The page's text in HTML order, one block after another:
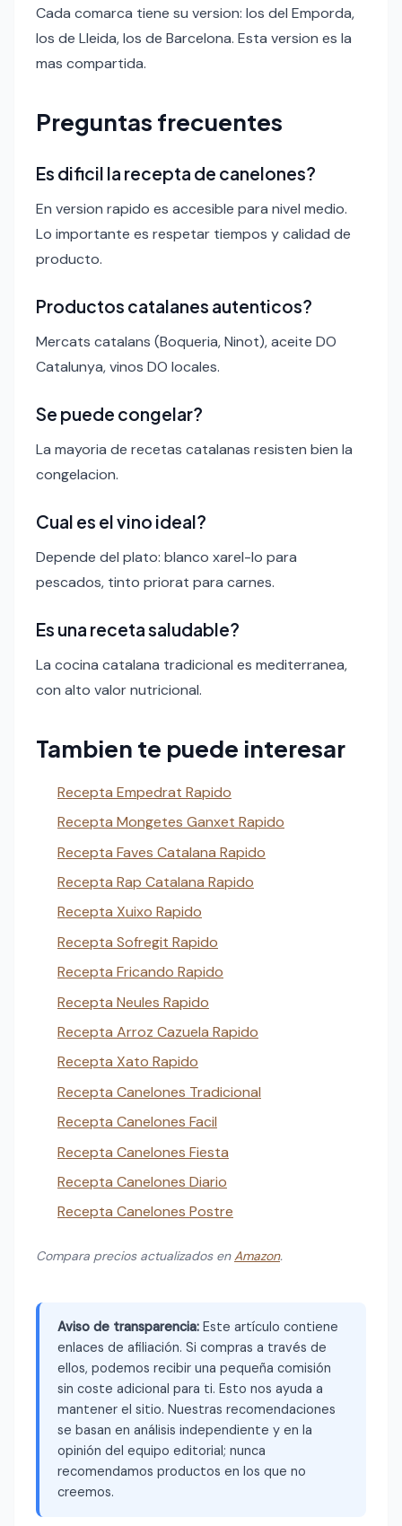
Cada comarca tiene su version: los del Emporda,
los de Lleida, los de Barcelona. Esta version es la
mas compartida.
Preguntas frecuentes
Es dificil la recepta de canelones?
En version rapido es accesible para nivel medio.
Lo importante es respetar tiempos y calidad de
producto.
Productos catalanes autenticos?
Mercats catalans (Boqueria, Ninot), aceite DO
Catalunya, vinos DO locales.
Se puede congelar?
La mayoria de recetas catalanas resisten bien la
congelacion.
Cual es el vino ideal?
Depende del plato: blanco xarel-lo para
pescados, tinto priorat para carnes.
Es una receta saludable?
La cocina catalana tradicional es mediterranea,
con alto valor nutricional.
Tambien te puede interesar
Recepta Empedrat Rapido
Recepta Mongetes Ganxet Rapido
Recepta Faves Catalana Rapido
Recepta Rap Catalana Rapido
Recepta Xuixo Rapido
Recepta Sofregit Rapido
Recepta Fricando Rapido
Recepta Neules Rapido
Recepta Arroz Cazuela Rapido
Recepta Xato Rapido
Recepta Canelones Tradicional
Recepta Canelones Facil
Recepta Canelones Fiesta
Recepta Canelones Diario
Recepta Canelones Postre
Compara precios actualizados enAmazon.
Aviso de transparencia: Este artículo contiene
enlaces de afiliación. Si compras a través de
ellos, podemos recibir una pequeña comisión
sin coste adicional para ti. Esto nos ayuda a
mantener el sitio. Nuestras recomendaciones
se basan en análisis independiente y en la
opinión del equipo editorial; nunca
recomendamos productos en los que no
creemos.